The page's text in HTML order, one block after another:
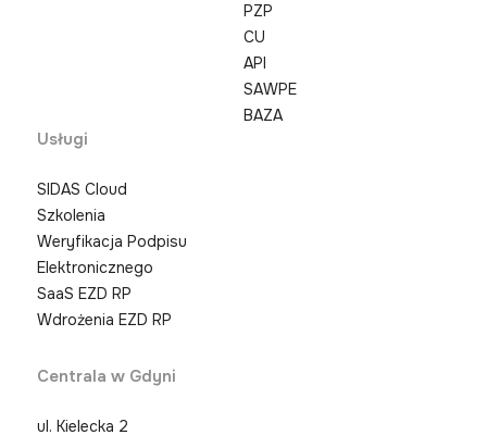
PZP
CU
API
SAWPE
BAZA
Usługi
SIDAS Cloud
Szkolenia
Weryfikacja Podpisu
Elektronicznego
SaaS EZD RP
Wdrożenia EZD RP
Centrala w Gdyni
ul. Kielecka 2